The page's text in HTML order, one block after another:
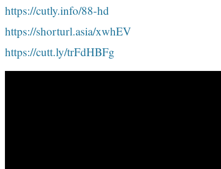
https://cutly.info/88-hd
https://shorturl.asia/xwhEV
https://cutt.ly/trFdHBFg